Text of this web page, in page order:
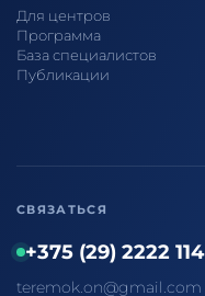
Для центров
Программа
База специалистов
Публикации
СВЯЗАТЬСЯ
+375 (29) 2222 114
teremok.on@gmail.com